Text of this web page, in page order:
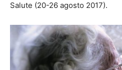
Salute (20-26 agosto 2017).